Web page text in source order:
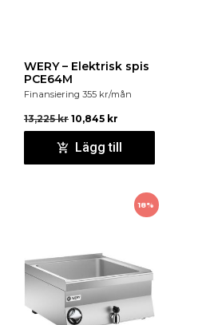
WERY – Elektrisk spis
PCE64M
Finansiering 355 kr/mån
13,225kr 10,845 kr
Lägg till
18%